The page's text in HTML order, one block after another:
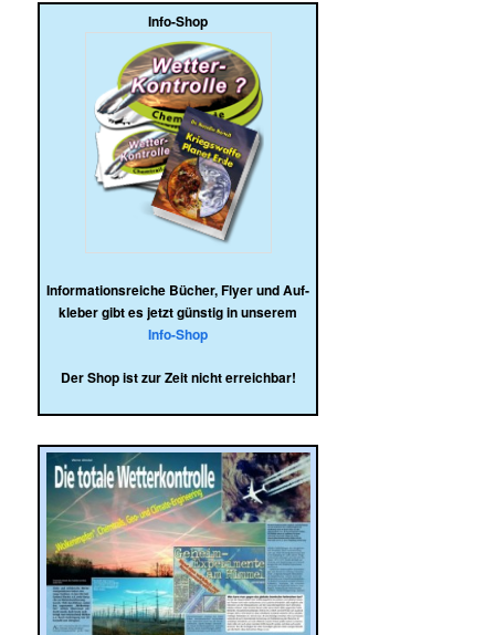
Info-Shop
Infor­ma­ti­ons­rei­che Bücher, Flyer und Auf­
kle­ber gibt es jetzt güns­tig in unserem
Info-Shop
Der Shop ist zur Zeit nicht erreichbar!